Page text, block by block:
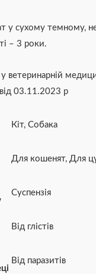
у сухому темному,
– 3 роки.
ветеринарній
03.11.2023 р
Кіт, Собака
Для кошенят, Для
Суспензія
Від глістів
Від паразитів